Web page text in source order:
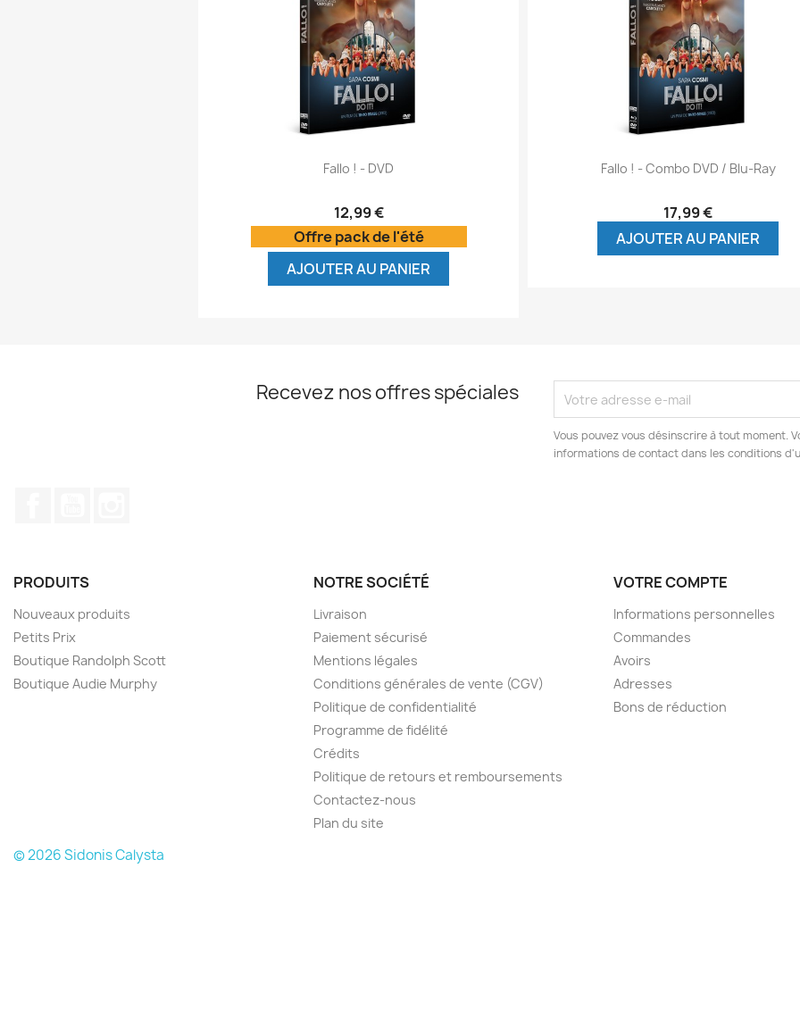
Aperçu rapide
Fallo ! - DVD
12,99 €
Offre pack de l'été
AJOUTER AU PANIER
Aperçu rapide
Fallo ! - Combo DVD / Blu-Ray
17,99 €
AJOUTER AU PANIER
Recevez nos offres spéciales
Vous pouvez vous désinscrire à tout moment.
informations de contact dans les conditions
PRODUITS
Nouveaux produits
Petits Prix
Boutique Randolph Scott
Boutique Audie Murphy
NOTRE SOCIÉTÉ
Livraison
Paiement sécurisé
Mentions légales
Conditions générales de vente (CGV)
Politique de confidentialité
Programme de fidélité
Crédits
Politique de retours et remboursements
Contactez-nous
Plan du site
VOTRE COMPTE
Informations personnelles
Commandes
Avoirs
Adresses
Bons de réduction
© 2026 Sidonis Calysta